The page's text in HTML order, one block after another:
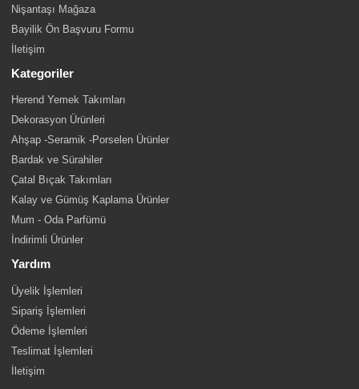
Nişantaşı Mağaza
Bayilik Ön Başvuru Formu
İletişim
Kategoriler
Herend Yemek Takımları
Dekorasyon Ürünleri
Ahşap -Seramik -Porselen Ürünler
Bardak ve Sürahiler
Çatal Bıçak Takımları
Kalay ve Gümüş Kaplama Ürünler
Mum - Oda Parfümü
İndirimli Ürünler
Yardım
Üyelik İşlemleri
Sipariş İşlemleri
Ödeme İşlemleri
Teslimat İşlemleri
İletişim